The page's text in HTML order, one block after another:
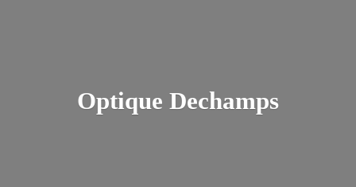
Optique Dechamps